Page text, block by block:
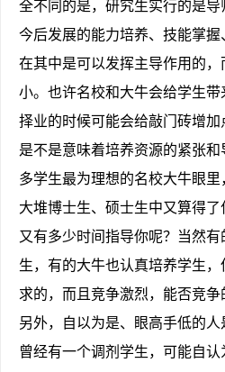
全不同的是，研究生实行的是
今后发展的能力培养、技能掌
在其中是可以发挥主导作用的
小。也许名校和大牛会给学生
择业的时候可能会给敲门砖增
是不是意味着培养资源的紧张
多学生最为理想的名校大牛眼
大堆博士生、硕士生中又算得了
又有多少时间指导你呢？当然
生，有的大牛也认真培养学生
求的，而且竞争激烈，能否竞争
另外，自以为是、眼高手低的
曾经有一个调剂学生，可能自